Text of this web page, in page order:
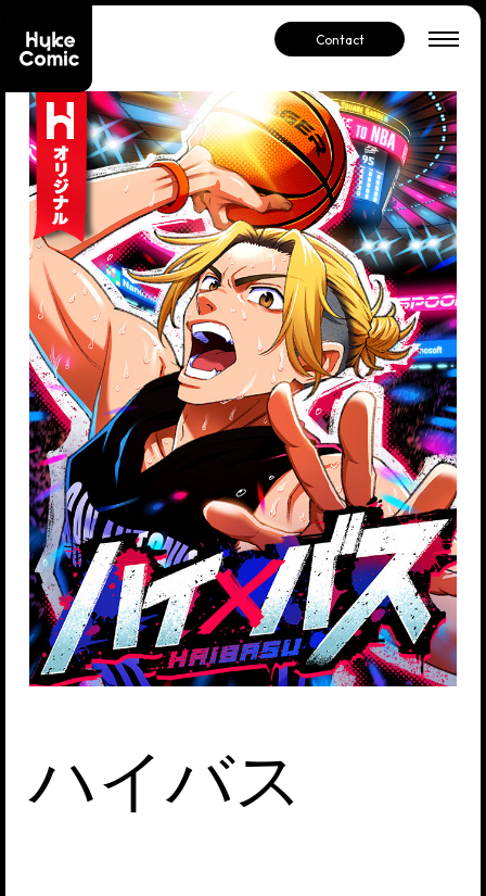
Contact
ハイバス